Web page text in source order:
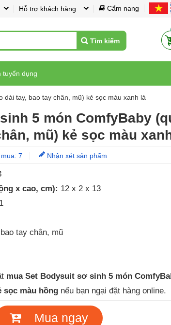
Cẩm nang
Hỗ trợ khách hàng
Tìm kiếm
tuyển dụng
tay, bao tay chân, mũ) kẻ sọc màu xanh lá
5 món ComfyBaby
mũ) kẻ sọc màu
7 Nhận xét sản phẩm
x cao, cm): 12 x 2 x 13
tay chân, mũ
mua Set Bodysuit sơ sinh 5 món
sọc màu hồng nếu bạn ngại đặt hàng online.
Mua ngay